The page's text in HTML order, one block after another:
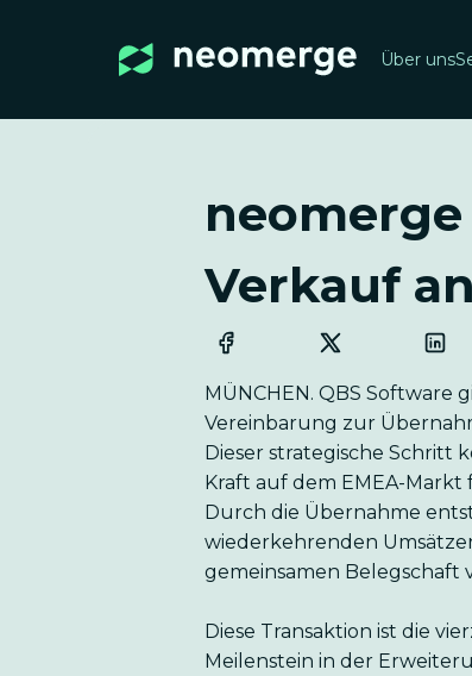
Über uns
Verkauf
MÜNCHEN. QBS
Vereinbarung zur
Dieser strategische Schritt
Kraft auf dem EMEA-
Durch die Übernahme
wiederkehrenden
gemeinsamen Belegschaft
Diese Transaktion ist die
Meilenstein in der